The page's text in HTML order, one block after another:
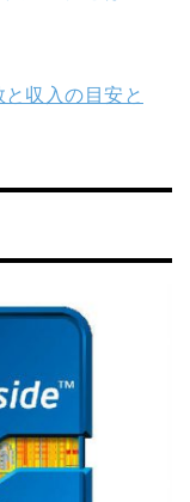
と収入の目安と